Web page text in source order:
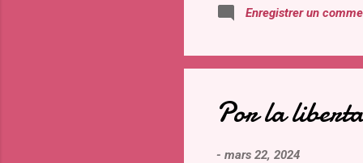
los
de
Enregistrer un
Por la
- mars 22, 2024